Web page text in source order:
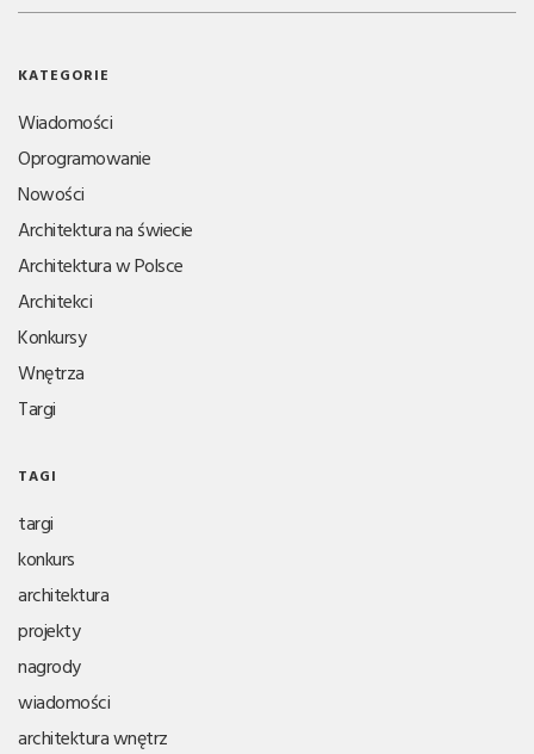
KATEGORIE
Wiadomości
Oprogramowanie
Nowości
Architektura na świecie
Architektura w Polsce
Architekci
Konkursy
Wnętrza
Targi
TAGI
targi
konkurs
architektura
projekty
nagrody
wiadomości
architektura wnętrz